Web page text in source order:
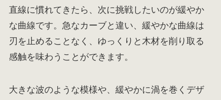
直線に慣れてきたら、次に挑戦したいのが緩やか
な曲線です。急なカーブと違い、緩やかな曲線は
刃を止めることなく、ゆっくりと木材を削り取る
感触を味わうことができます。
大きな波のような模様や、緩やかに渦を巻くデザ